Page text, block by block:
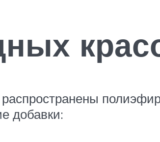
добавки: